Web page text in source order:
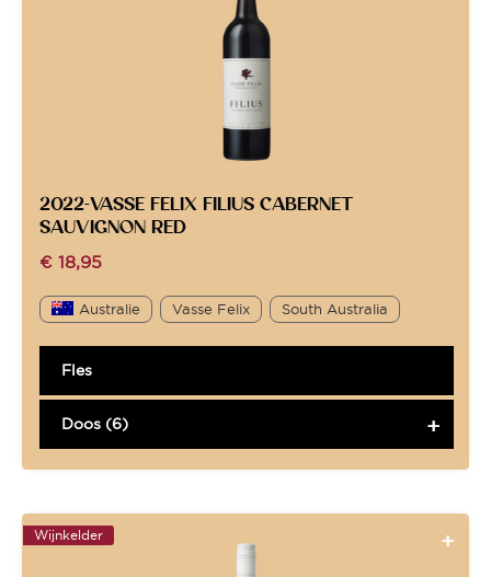
2022-VASSE FELIX FILIUS CABERNET
SAUVIGNON RED
€ 18,95
Australie Vasse Felix South Australia
Fles
Doos (6)
Wijnkelder